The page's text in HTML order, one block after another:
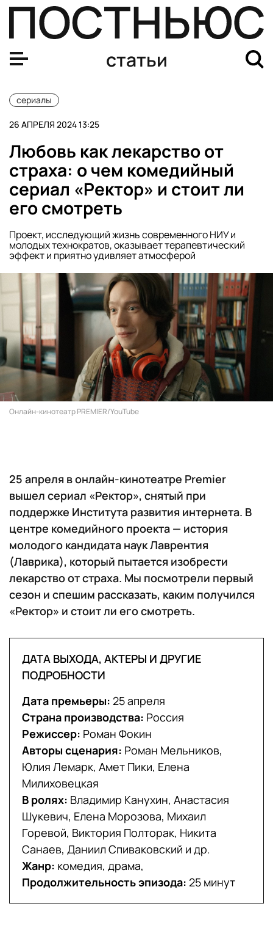
статьи
сериалы
26 АПРЕЛЯ 2024 13:25
Любовь как лекарство от
страха: о чем комедийный
сериал «Ректор» и стоит ли
его смотреть
Проект, исследующий жизнь современного НИУ и
молодых технократов, оказывает терапевтический
эффект и приятно удивляет атмосферой
Онлайн-кинотеатр PREMIER/YouTube
25 апреля в онлайн-кинотеатре Premier
вышел сериал «Ректор», снятый при
поддержке Института развития интернета. В
центре комедийного проекта — история
молодого кандидата наук Лаврентия
(Лаврика), который пытается изобрести
лекарство от страха. Мы посмотрели первый
сезон и спешим рассказать, каким получился
«Ректор» и стоит ли его смотреть.
ДАТА ВЫХОДА, АКТЕРЫ И ДРУГИЕ
ПОДРОБНОСТИ
Дата премьеры: 25 апреля
Страна производства: Россия
Режиссер: Роман Фокин
Авторы сценария: Роман Мельников,
Юлия Лемарк, Амет Пики, Елена
Милиховецкая
В ролях: Владимир Канухин, Анастасия
Шукевич, Елена Морозова, Михаил
Горевой, Виктория Полторак, Никита
Санаев, Даниил Спиваковский и др.
Жанр: комедия, драма,
Продолжительность эпизода: 25 минут
Сериал «Фоллаут» (Fallout): дата выхода, сюжет,